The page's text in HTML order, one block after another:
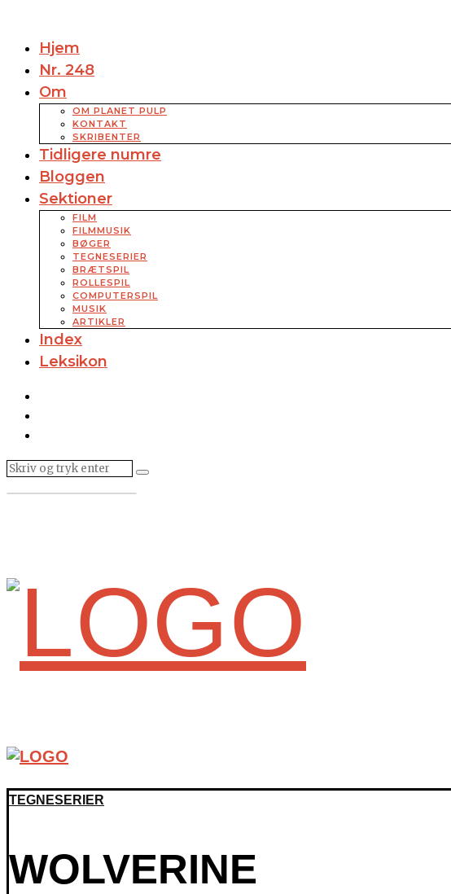
Hjem
Nr. 248
Om
OM PLANET PULP
KONTAKT
SKRIBENTER
Tidligere numre
Bloggen
Sektioner
FILM
FILMMUSIK
BØGER
TEGNESERIER
BRÆTSPIL
ROLLESPIL
COMPUTERSPIL
MUSIK
ARTIKLER
Index
Leksikon
TEGNESERIER
WOLVERINE